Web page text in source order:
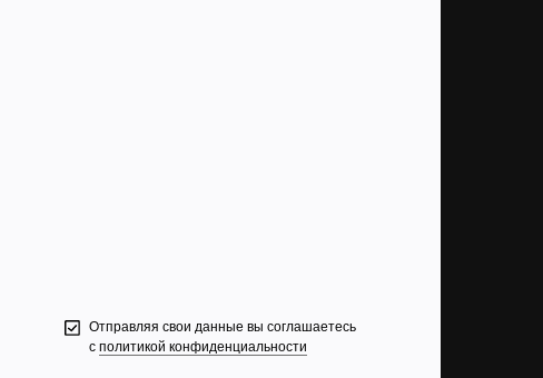
Отправляя свои данные вы соглашаетесь
с политикой конфиденциальности